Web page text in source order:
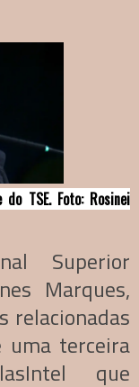
TSE. Foto: Rosinei
Superior
Marques,
relacionadas
terceira
que